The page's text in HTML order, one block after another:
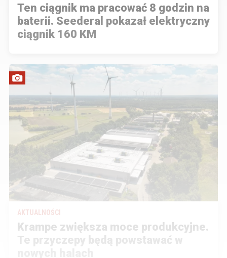
Ten ciągnik ma pracować 8 godzin na
baterii. Seederal pokazał elektryczny
ciągnik 160 KM
AKTUALNOŚCI
Krampe zwiększa moce produkcyjne.
Te przyczepy będą powstawać w